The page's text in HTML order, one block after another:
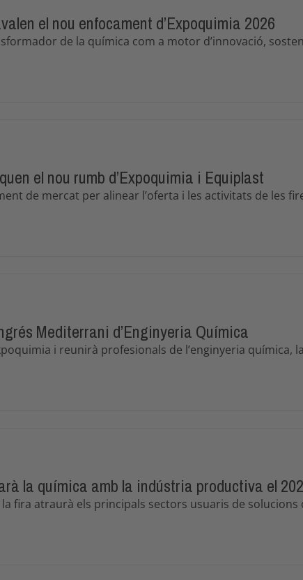
el nou enfocament d’Expoquimia 2026
de la química com a motor d’innovació,
el nou rumb d’Expoquimia i Equiplast
de mercat per alinear l’oferta i les activitats de les
Mediterrani d’Enginyeria Química
i reunirà profesionals de l’enginyeria química,
la química amb la indústria productiva el
fira atraurà els principals sectors usuaris de